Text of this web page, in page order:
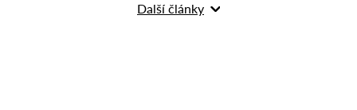
Další články